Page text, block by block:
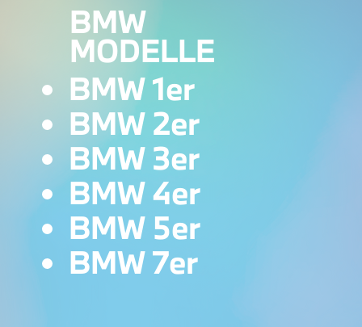
BMW
MODELLE
BMW 1er
BMW 2er
BMW 3er
BMW 4er
BMW 5er
BMW 7er